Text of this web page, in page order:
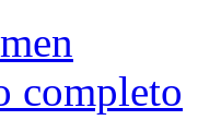
completo